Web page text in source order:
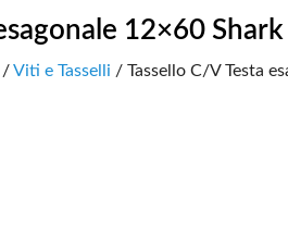
12×60
Viti e Tasselli / Tassello C/V Testa